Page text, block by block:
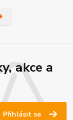
akce a
Přihlásit se